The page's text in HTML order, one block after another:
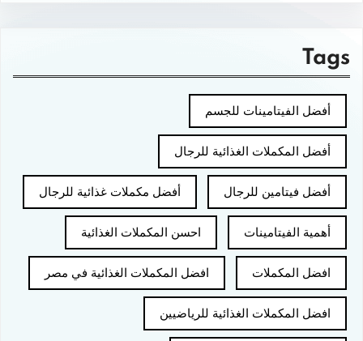
Tags
أفضل الفيتامينات للجسم
أفضل المكملات الغذائية للرجال
أفضل فيتامين للرجال أفضل مكملات غذائية للرجال
أهمية الفيتامينات احسن المكملات الغذائية
افضل المكملات افضل المكملات الغذائية في مصر
افضل المكملات الغذائية للرياضيين